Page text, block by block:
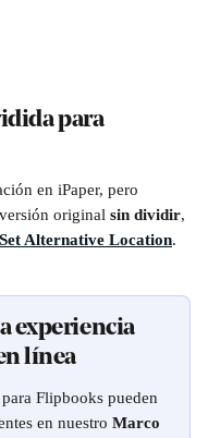
para
en iPaper, pero
original sin dividir,
Set Alternative Location.
experiencia
línea
Flipbooks pueden
en nuestro Marco